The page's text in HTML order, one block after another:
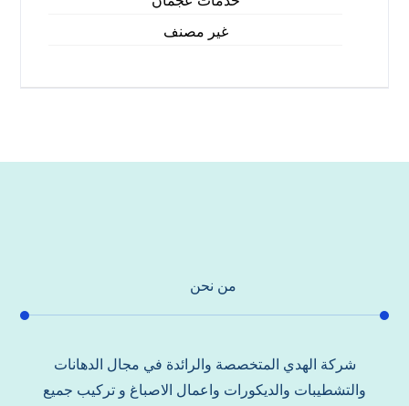
غير مصنف
من نحن
شركة الهدي المتخصصة والرائدة في مجال الدهانات
والتشطيبات والديكورات واعمال الاصباغ و تركيب جميع